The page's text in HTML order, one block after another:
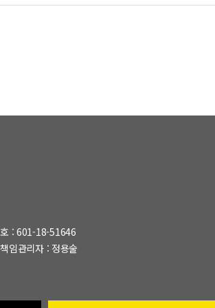
: 601-18-51646
임관리자 : 정용술